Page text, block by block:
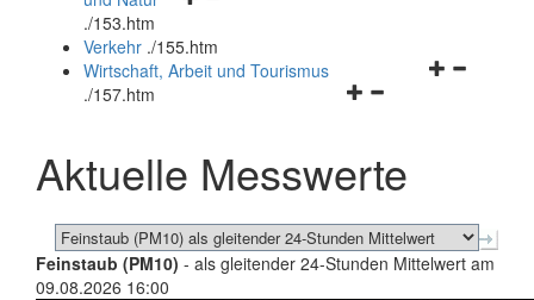
und
schließen
./153.htm
Verkehr ./155.htm
Navigationsmenü
schließen
Wirtschaft, Arbeit und Tourismus
./157.htm
Aktuelle Messwerte
Feinstaub (PM10) - als gleitender 24-Stunden Mittelwert am
09.08.2026 16:00